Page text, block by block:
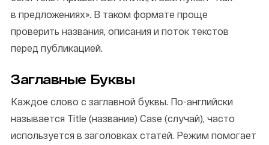
в предложениях». В таком формате проще
проверить названия, описания и поток текстов
перед публикацией.
Заглавные Буквы
Каждое слово с заглавной буквы. По-английски
называется Title (название) Case (случай), часто
используется в заголовках статей. Режим помогает